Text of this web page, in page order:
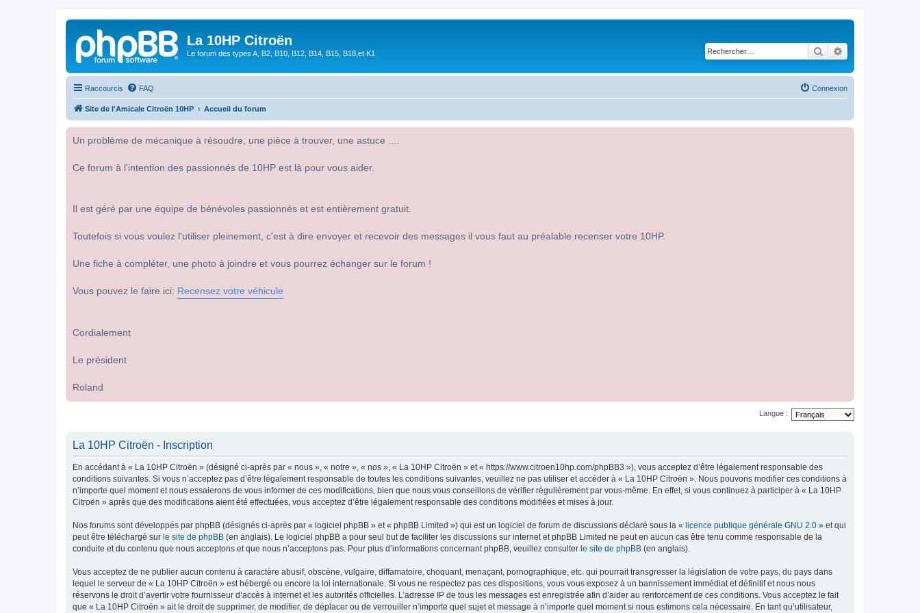
La 10HP Citroën
Le forum des types A, B2, B10, B12, B14, B15, B18,et K1 Rechercher
Raccourcis FAQ Connexion
Site de l'Amicale Citroën 10HP Accueil du forum
Un problème de mécanique à résoudre, une pièce à trouver, une astuce ....
Ce forum à l'intention des passionnés de 10HP est là pour vous aider.
Il est géré par une équipe de bénévoles passionnés et est entièrement gratuit.
Toutefois si vous voulez l'utiliser pleinement, c'est à dire envoyer et recevoir des messages il vous faut au préalable recenser votre 10HP.
Une fiche à compléter, une photo à joindre et vous pourrez échanger sur le forum !
Vous pouvez le faire ici: Recensez votre véhicule
Cordialement
Le président
Roland
Langue :
La 10HP Citroën - Inscription
En accédant à « La 10HP Citroën » (désigné ci-après par « nous », « notre », « nos », « La 10HP Citroën » et « https://www.citroen10hp.com/phpBB3 »), vous acceptez d’être légalement responsable des
conditions suivantes. Si vous n’acceptez pas d’être légalement responsable de toutes les conditions suivantes, veuillez ne pas utiliser et accéder à « La 10HP Citroën ». Nous pouvons modifier ces conditions à
n’importe quel moment et nous essaierons de vous informer de ces modifications, bien que nous vous conseillons de vérifier régulièrement par vous-même. En effet, si vous continuez à participer à « La 10HP
Citroën » après que des modifications aient été effectuées, vous acceptez d’être légalement responsable des conditions modifiées et mises à jour.
Nos forums sont développés par phpBB (désignés ci-après par « logiciel phpBB » et « phpBB Limited ») qui est un logiciel de forum de discussions déclaré sous la « licence publique générale GNU 2.0 » et qui
peut être téléchargé sur le site de phpBB (en anglais). Le logiciel phpBB a pour seul but de faciliter les discussions sur internet et phpBB Limited ne peut en aucun cas être tenu comme responsable de la
conduite et du contenu que nous acceptons et que nous n’acceptons pas. Pour plus d’informations concernant phpBB, veuillez consulter le site de phpBB (en anglais).
Vous acceptez de ne publier aucun contenu à caractère abusif, obscène, vulgaire, diffamatoire, choquant, menaçant, pornographique, etc. qui pourrait transgresser la législation de votre pays, du pays dans
lequel le serveur de « La 10HP Citroën » est hébergé ou encore la loi internationale. Si vous ne respectez pas ces dispositions, vous vous exposez à un bannissement immédiat et définitif et nous nous
réservons le droit d’avertir votre fournisseur d’accès à internet et les autorités officielles. L’adresse IP de tous les messages est enregistrée afin d’aider au renforcement de ces conditions. Vous acceptez le fait
que « La 10HP Citroën » ait le droit de supprimer, de modifier, de déplacer ou de verrouiller n’importe quel sujet et message à n’importe quel moment si nous estimons cela nécessaire. En tant qu’utilisateur,